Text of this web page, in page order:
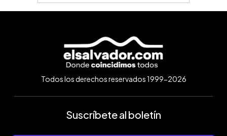
Todos los derechos reservados 1999-2026
Suscríbete al boletín